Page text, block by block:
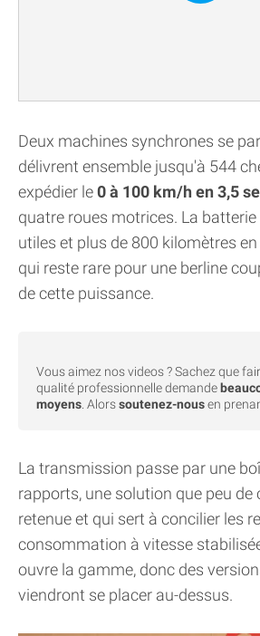
Deux machines synchrones se
délivrent ensemble jusqu'à 544
expédier le0 à 100 km/h en 3,5
quatre roues motrices. La
utiles et plus de 800 kilomètres
qui reste rare pour une berline
de cette puissance.
Vous aimez nos videos ? Sachez que
qualité professionnelle demande
moyens . Alorssoutenez-nousen
La transmission passe par une
rapports, une solution que peu
retenue et qui sert à concilier les
consommation à vitesse
ouvre la gamme, donc des
viendront se placer au-dessus.